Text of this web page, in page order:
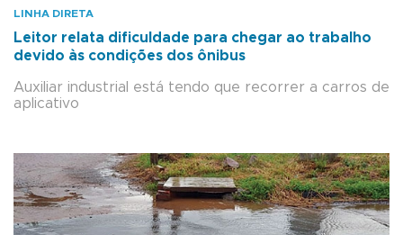
LINHA DIRETA
Leitor relata dificuldade para chegar ao trabalho
devido às condições dos ônibus
Auxiliar industrial está tendo que recorrer a carros de
aplicativo